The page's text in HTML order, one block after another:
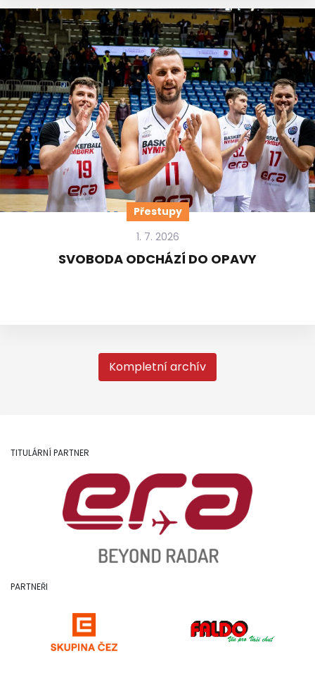
Přestupy
1. 7. 2026
SVOBODA ODCHÁZÍ DO OPAVY
Kompletní archív
TITULÁRNÍ PARTNER
PARTNEŘI